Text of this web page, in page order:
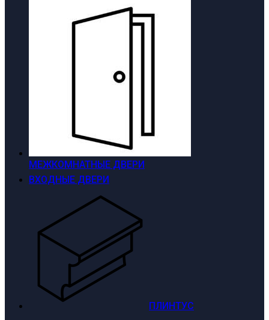
МЕЖКОМНАТНЫЕ ДВЕРИ
ВХОДНЫЕ ДВЕРИ
ПЛИНТУС